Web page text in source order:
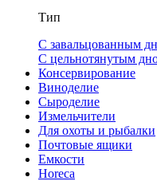
Тип
С завальцованным
С цельнотянутым
Консервирование
Виноделие
Сыроделие
Измельчители
Для охоты и рыбалки
Почтовые ящики
Емкости
Horeca